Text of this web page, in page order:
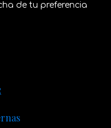
de tu preferencia